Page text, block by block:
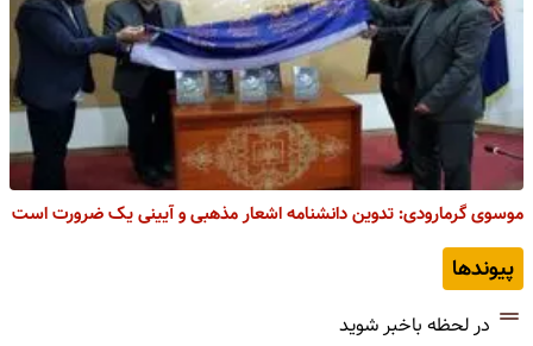
موسوی گرمارودی: تدوین دانشنامه اشعار مذهبی و آیینی یک ضرورت است
پیوندها
در لحظه باخبر شوید